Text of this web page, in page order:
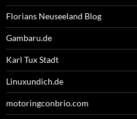
Florians Neuseeland Blog
Gambaru.de
Karl Tux Stadt
Linuxundich.de
motoringconbrio.com